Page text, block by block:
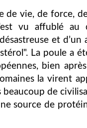
de vie, de force,
vu affublé au
et
La poule a
bien
la virent
de
source de